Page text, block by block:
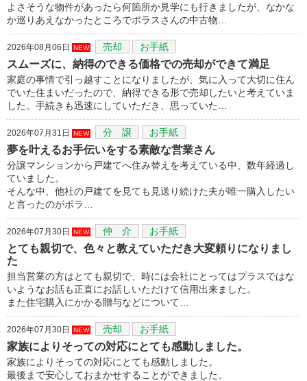
よさそうな物件があったら何箇所か見学にも行きましたが、なかな
か巡りあえなかったところでポラスさんの中古物…
2026年08月06日 NEW 売却 お手紙
スムーズに、納得のできる価格での売却ができて満足
家庭の事情で引っ越すことになりましたが、気に入って大切に住ん
でいた住まいだったので、納得できる形で売却したいと考えていま
した。手続きも迅速にしていただき、思っていた…
2026年07月31日 NEW 分 譲 お手紙
夢を叶えるお手伝いをする素敵な営業さん
分譲マンションから戸建てへ住み替えを考えている中、数年経過し
ていました。
そんな中、他社の戸建てを見ても見送り続けた夫が唯一購入したい
と言ったのがポラ…
2026年07月30日 NEW 仲 介 お手紙
とても親切で、色々と教えていただき大変頼りになりまし
た
担当営業の方はとても親切で、時には会社にとってはプラスではな
いようなお話も正直にお話しいただけて信用出来ました。
また住宅購入にかかる贈与などについて…
2026年07月30日 NEW 売却 お手紙
家族によりそっての対応にとても感動しました。
家族によりそっての対応にとても感動しました。
最後まで安心しておまかせすることができました。